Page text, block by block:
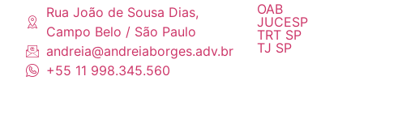
Rua João de Sousa Dias,
Campo Belo / São Paulo
andreia@andreiaborges.adv.br
+55 11 998.345.560
OAB
JUCESP
TRT SP
TJ SP